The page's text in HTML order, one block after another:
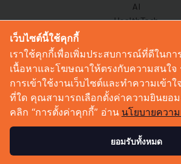
AI
HealthTech
Corp Innov
Saucy Thoughts
Based On
Sustainable
Videos
Podcast
เว็บไซต์นี้ใช้คุกกี้
เราใช้คุกกี้เพื่อเพิ่มประสบการณ์ที่ดีในกา
เนื้อหาและโฆษณาให้ตรงกับความสนใจ
การเข้าใช้งานเว็บไซต์และทำความเข้า
ที่ใด คุณสามารถเลือกตั้งค่าความยินยอ
คลิก “การตั้งค่าคุกกี้” อ่าน นโยบายควา
ยอมรับทั้งหมด